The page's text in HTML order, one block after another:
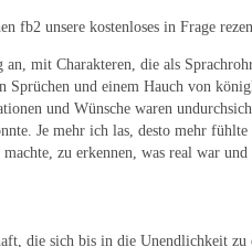
unsere kostenloses in Frage
mit Charakteren, die als
und einem Hauch von
und Wünsche waren
Je mehr ich las, desto mehr
zu erkennen, was real war
die sich bis in die Unendlichkeit zu